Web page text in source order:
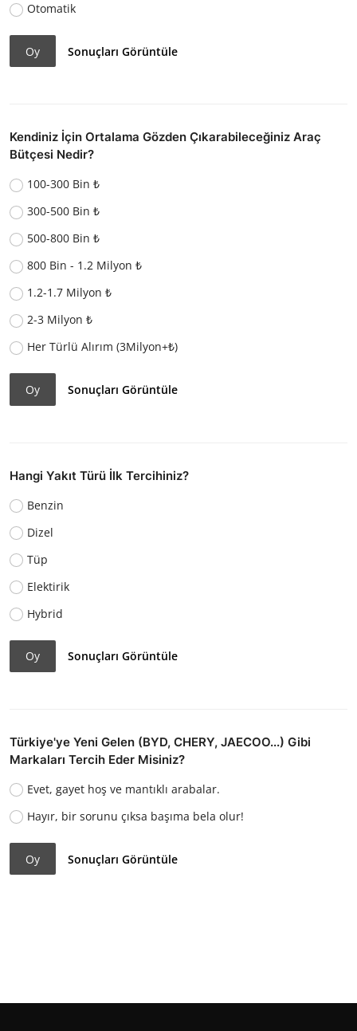
Otomatik
Oy Sonuçları Görüntüle
Kendiniz İçin Ortalama Gözden Çıkarabileceğiniz Araç
Bütçesi Nedir?
100-300 Bin ₺
300-500 Bin ₺
500-800 Bin ₺
800 Bin - 1.2 Milyon ₺
1.2-1.7 Milyon ₺
2-3 Milyon ₺
Her Türlü Alırım (3Milyon+₺)
Oy Sonuçları Görüntüle
Hangi Yakıt Türü İlk Tercihiniz?
Benzin
Dizel
Tüp
Elektirik
Hybrid
Oy Sonuçları Görüntüle
Türkiye'ye Yeni Gelen (BYD, CHERY, JAECOO...) Gibi
Markaları Tercih Eder Misiniz?
Evet, gayet hoş ve mantıklı arabalar.
Hayır, bir sorunu çıksa başıma bela olur!
Oy Sonuçları Görüntüle